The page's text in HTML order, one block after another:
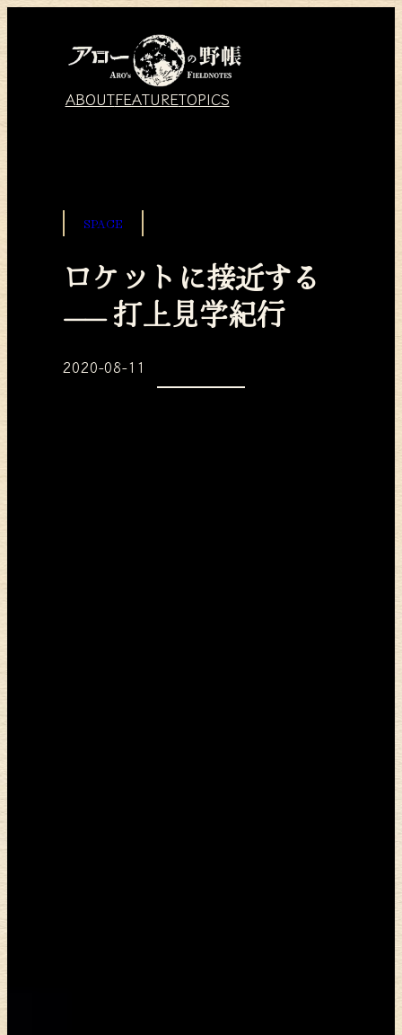
ABOUTFEATURETOPICS
SPACE
ロケットに接近する
—— 打上見学紀行
2020-08-11